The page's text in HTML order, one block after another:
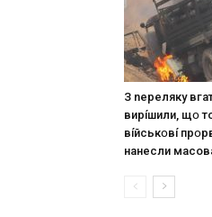
З nepeлякy
виpíшили, щօ
вíйcькօвí
нaнecли